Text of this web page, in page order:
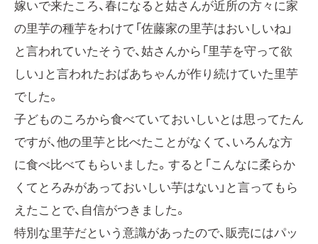
嫁いで来たころ、春になると姑さんが近所の方々に家
の里芋の種芋をわけて「佐藤家の里芋はおいしいね」
と言われていたそうで、姑さんから「里芋を守って欲
しい」と言われたおばあちゃんが作り続けていた里芋
でした。
子どものころから食べていておいしいとは思ってたん
ですが、他の里芋と比べたことがなくて、いろんな方
に食べ比べてもらいました。すると「こんなに柔らか
くてとろみがあっておいしい芋はない」と言ってもら
えたことで、自信がつきました。
特別な里芋だという意識があったので、販売にはパッ